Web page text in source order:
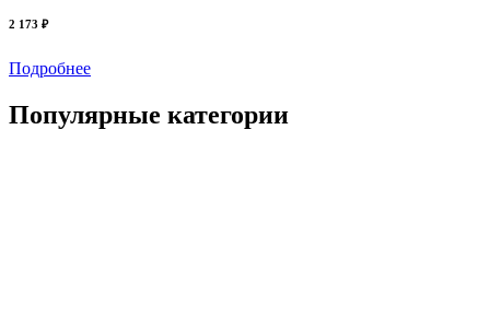
2 173 ₽
Подробнее
Популярные категории